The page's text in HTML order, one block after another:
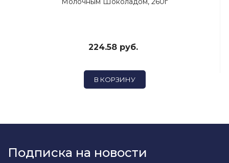
224.58 руб.
В КОРЗИНУ
Подписка на новости